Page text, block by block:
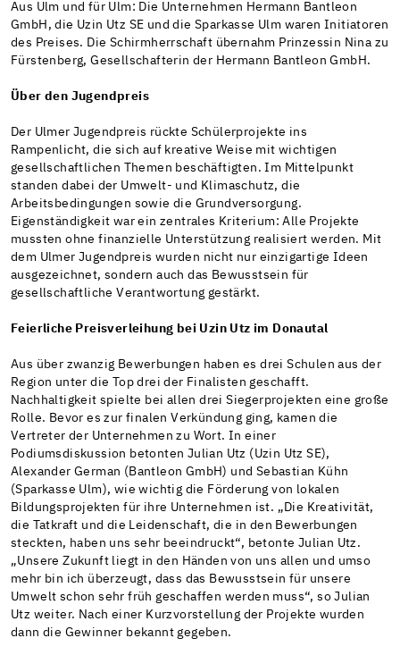
Aus Ulm und für Ulm: Die Unternehmen Hermann Bantleon
GmbH, die Uzin Utz SE und die Sparkasse Ulm waren Initiatoren
des Preises. Die Schirmherrschaft übernahm Prinzessin Nina zu
Fürstenberg, Gesellschafterin der Hermann Bantleon GmbH.
Über den Jugendpreis
Der Ulmer Jugendpreis rückte Schülerprojekte ins
Rampenlicht, die sich auf kreative Weise mit wichtigen
gesellschaftlichen Themen beschäftigten. Im Mittelpunkt
standen dabei der Umwelt- und Klimaschutz, die
Arbeitsbedingungen sowie die Grundversorgung.
Eigenständigkeit war ein zentrales Kriterium: Alle Projekte
mussten ohne finanzielle Unterstützung realisiert werden. Mit
dem Ulmer Jugendpreis wurden nicht nur einzigartige Ideen
ausgezeichnet, sondern auch das Bewusstsein für
gesellschaftliche Verantwortung gestärkt.
Feierliche Preisverleihung bei Uzin Utz im Donautal
Aus über zwanzig Bewerbungen haben es drei Schulen aus der
Region unter die Top drei der Finalisten geschafft.
Nachhaltigkeit spielte bei allen drei Siegerprojekten eine große
Rolle. Bevor es zur finalen Verkündung ging, kamen die
Vertreter der Unternehmen zu Wort. In einer
Podiumsdiskussion betonten Julian Utz (Uzin Utz SE),
Alexander German (Bantleon GmbH) und Sebastian Kühn
(Sparkasse Ulm), wie wichtig die Förderung von lokalen
Bildungsprojekten für ihre Unternehmen ist. „Die Kreativität,
die Tatkraft und die Leidenschaft, die in den Bewerbungen
steckten, haben uns sehr beeindruckt“, betonte Julian Utz.
„Unsere Zukunft liegt in den Händen von uns allen und umso
mehr bin ich überzeugt, dass das Bewusstsein für unsere
Umwelt schon sehr früh geschaffen werden muss“, so Julian
Utz weiter. Nach einer Kurzvorstellung der Projekte wurden
dann die Gewinner bekannt gegeben.